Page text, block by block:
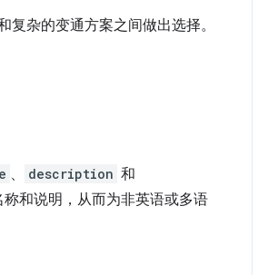
杂的变通方案之间做出选择。
、 description 和
和说明，从而为非英语或多语